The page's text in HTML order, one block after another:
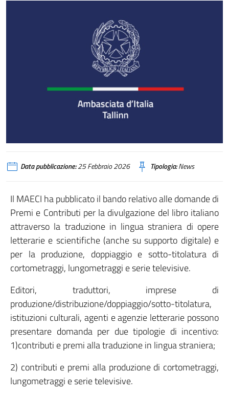
Data pubblicazione:25 Febbraio 2026 Tipologia:News
Il MAECI ha pubblicato il bando relativo alle domande di
Premi e Contributi per la divulgazione del libro italiano
attraverso la traduzione in lingua straniera di opere
letterarie e scientifiche (anche su supporto digitale) e
per la produzione, doppiaggio e sotto-titolatura di
cortometraggi, lungometraggi e serie televisive.
Editori, traduttori, imprese di
produzione/distribuzione/doppiaggio/sotto-titolatura,
istituzioni culturali, agenti e agenzie letterarie possono
presentare domanda per due tipologie di incentivo:
1)contributi e premi alla traduzione in lingua straniera;
2) contributi e premi alla produzione di cortometraggi,
lungometraggi e serie televisive.